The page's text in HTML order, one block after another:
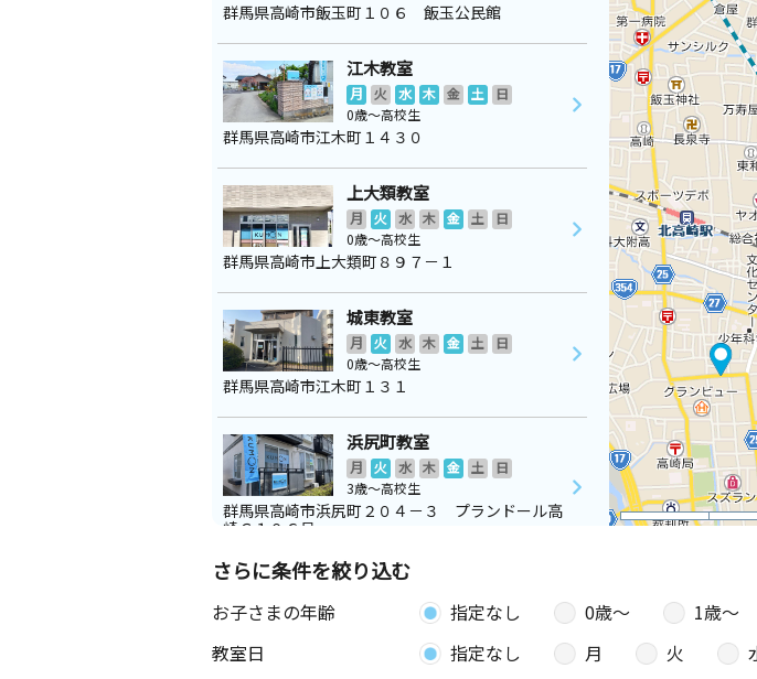
群馬県高崎市飯玉町１０６ 飯玉公民館
江木教室
月 火 水 木 金 土
日
0歳～高校生
群馬県高崎市江木町１４３０
上大類教室
月 火 水 木 金 土
日
0歳～高校生
群馬県高崎市上大類町８９７－１
城東教室
月 火 水 木 金 土
日
0歳～高校生
群馬県高崎市江木町１３１
浜尻町教室
月 火 水 木 金 土
日
3歳～高校生
群馬県高崎市浜尻町２０４－３ プランドール高
崎Ｃ１０６号
高崎駅西口教室
木 金 土 日
群馬県高崎市真町６７ 高桑ビル２Ａ・２Ｂ号室
さらに条件を絞り込む
お子さまの年齢 指定なし 0歳〜 1歳〜
教室日
指定なし 月 火